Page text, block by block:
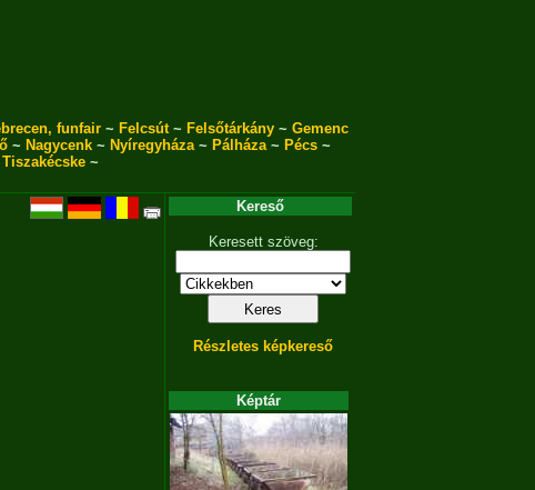
funfair~ Felcsút~ Felsőtárkány~ Gemenc
~ Nagycenk~ Nyíregyháza~ Pálháza~ Pécs~
Tiszakécske ~
Kereső
Keresett szöveg:
Részletes képkereső
Képtár